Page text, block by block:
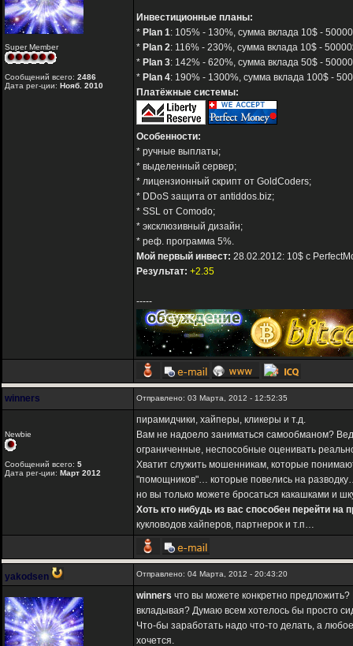
Super Member
Сообщений всего: 2486
Дата рег-ции: Нояб. 2010
Инвестиционные планы:
* Plan 1: 105% - 130%, сумма вклада 10$ -
* Plan 2: 116% - 230%, сумма вклада 10$ -
* Plan 3: 142% - 620%, сумма вклада 50$ -
* Plan 4: 190% - 1300%, сумма вклада 100$ -
Платёжные системы:
Особенности:
* ручные выплаты;
* выделенный сервер;
* лицензионный скрипт от GoldCoders;
* DDoS защита от antiddos.biz;
* SSL от Comodo;
* эксклюзивный дизайн;
* реф. программа 5%.
Мой первый инвест: 28.02.2012: 10$ с
Результат: +2.35
-----
winners Отправлено: 03 Марта, 2012 - 12:52:35
Newbie
Сообщений всего: 5
Дата рег-ции: Март 2012
пирамидчики, хайперы, кликеры и т.д.
Вам не надоело заниматься самообманом?
ограниченные, неспособные оценивать
Хватит служить мошенникам, которые
"помощников"… которые повелись на
но вы только можете бросаться какашками и
Хоть кто нибудь из вас способен перейти
кукловодов хайперов, партнерок и т.п…
yakodsen Отправлено: 04 Марта, 2012 - 20:43:20
winners что вы можете конкретно
вкладывая? Думаю всем хотелось бы просто
Что-бы заработать надо что-то делать, а
хочется.